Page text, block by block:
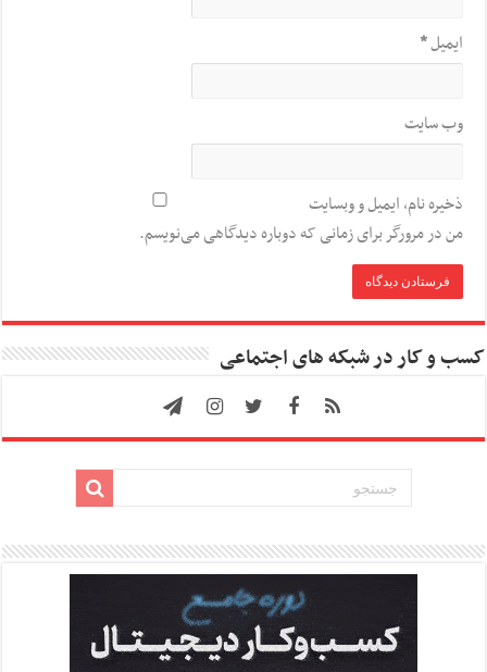
ایمیل*
وب‌ سایت
ذخیره نام، ایمیل و وبسایت
من در مرورگر برای زمانی که دوباره دیدگاهی می‌نویسم.
کسب و کار در شبکه های اجتماعی